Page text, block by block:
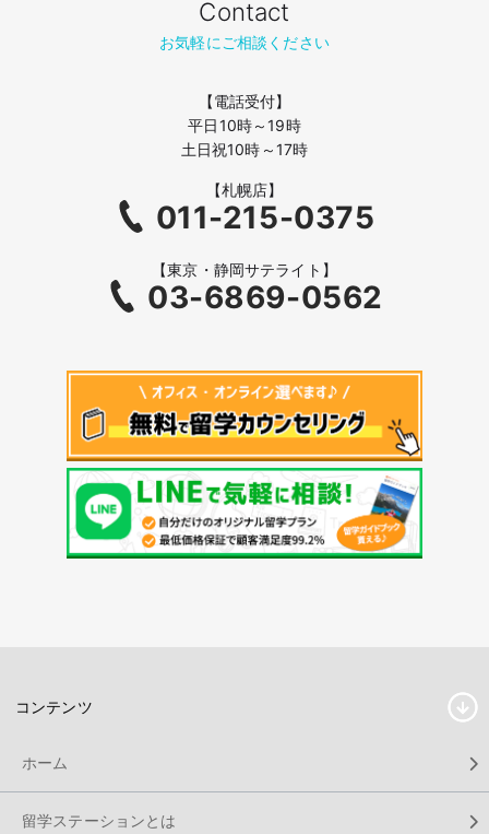
Contact
お気軽にご相談ください
【電話受付】
平日10時～19時
土日祝10時～17時
【札幌店】
011-215-0375
【東京・静岡サテライト】
03-6869-0562
コンテンツ
ホーム
留学ステーションとは